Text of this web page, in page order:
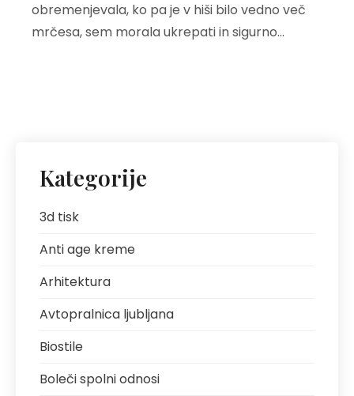
obremenjevala, ko pa je v hiši bilo vedno več
mrčesa, sem morala ukrepati in sigurno…
Kategorije
3d tisk
Anti age kreme
Arhitektura
Avtopralnica ljubljana
Biostile
Boleči spolni odnosi